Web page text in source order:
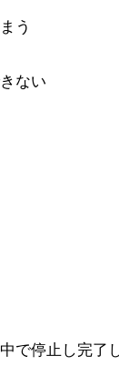
う
ない
で停止し完了